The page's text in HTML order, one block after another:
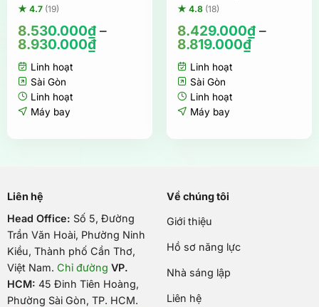
★ 4.7 (19)
8.530.000₫–
8.930.000₫
Linh hoạt
Sài Gòn
Linh hoạt
Máy bay
★ 4.8 (18)
8.429.000₫–
8.819.000₫
Linh hoạt
Sài Gòn
Linh hoạt
Máy bay
Liên hệ
Head Office: Số 5, Đường
Trần Văn Hoài, Phường Ninh
Kiều, Thành phố Cần Thơ,
Việt Nam. Chỉ đường VP.
HCM: 45 Đinh Tiên Hoàng,
Phường Sài Gòn, TP. HCM.
Về chúng tôi
Giới thiệu
Hồ sơ năng lực
Nhà sáng lập
Liên hệ